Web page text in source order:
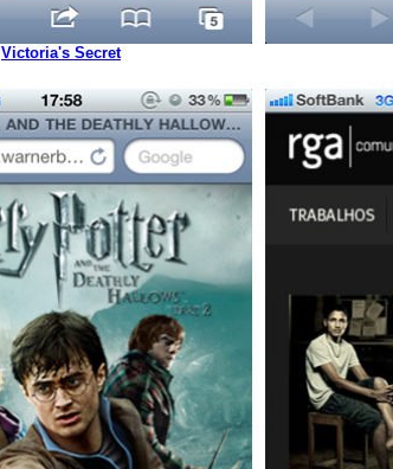
Victoria's Secret